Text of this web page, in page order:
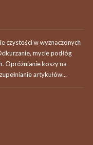
czystości w wyznaczonych
mycie podłóg
Opróżnianie koszy na
artykułów...